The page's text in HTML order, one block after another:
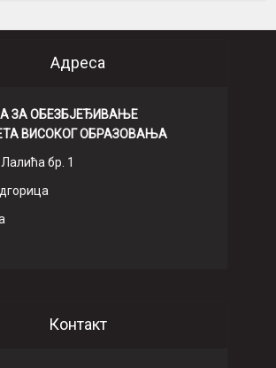
Адреса
ЗА ОБЕЗБЈЕЂИВАЊЕ
ВИСОКОГ ОБРАЗОВАЊА
бр. 1
Контакт